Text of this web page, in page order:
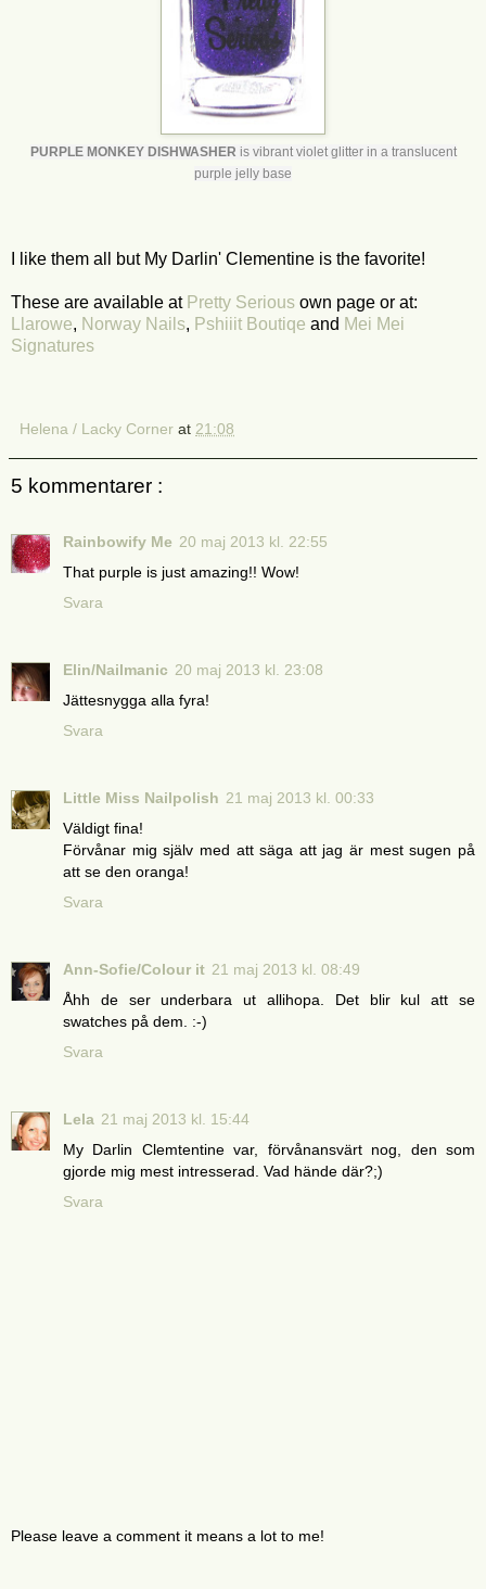
PURPLE MONKEY DISHWASHER is vibrant violet glitter in a translucent
purple jelly base
I like them all but My Darlin' Clementine is the favorite!
These are available at Pretty Serious own page or at:
Llarowe, Norway Nails, Pshiiit Boutiqe and Mei Mei
Signatures
Helena / Lacky Corner at 21:08
5 kommentarer :
Rainbowify Me 20 maj 2013 kl. 22:55
That purple is just amazing!! Wow!
Svara
Elin/Nailmanic 20 maj 2013 kl. 23:08
Jättesnygga alla fyra!
Svara
Little Miss Nailpolish 21 maj 2013 kl. 00:33
Väldigt fina!
Förvånar mig själv med att säga att jag är mest sugen på
att se den oranga!
Svara
Ann-Sofie/Colour it 21 maj 2013 kl. 08:49
Åhh de ser underbara ut allihopa. Det blir kul att se
swatches på dem. :-)
Svara
Lela 21 maj 2013 kl. 15:44
My Darlin Clemtentine var, förvånansvärt nog, den som
gjorde mig mest intresserad. Vad hände där?;)
Svara
Please leave a comment it means a lot to me!